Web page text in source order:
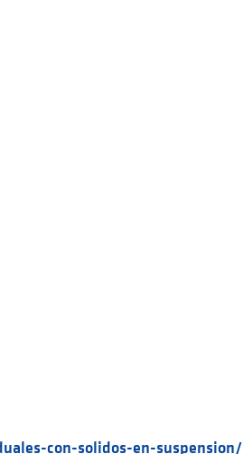
con-solidos-en-suspension/